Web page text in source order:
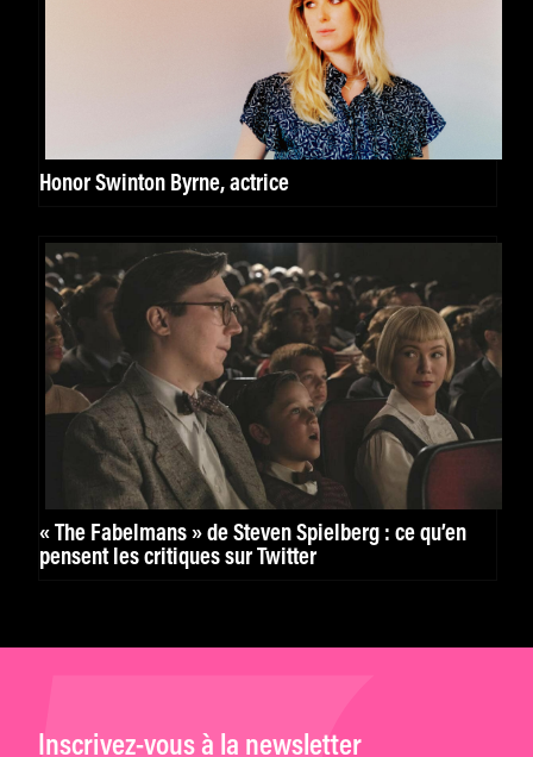
Honor Swinton Byrne, actrice
« The Fabelmans » de Steven Spielberg : ce qu’en
pensent les critiques sur Twitter
Inscrivez-vous à la newsletter